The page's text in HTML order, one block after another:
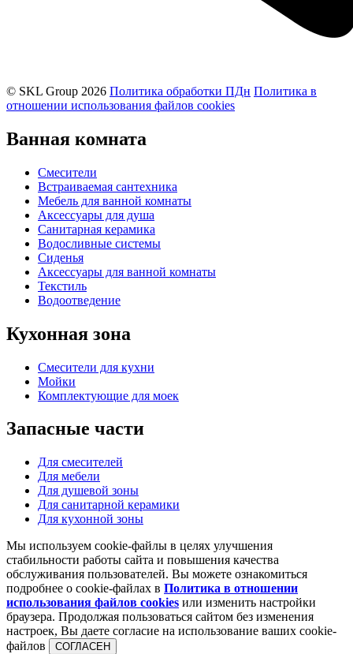
© SKL Group 2026 Политика обработки ПДн Политика в
отношении использования файлов cookies
Ванная комната
Смесители
Встраиваемая сантехника
Мебель для ванной комнаты
Аксессуары для душа
Санитарная керамика
Водосливные системы
Сиденья
Аксессуары для ванной комнаты
Текстиль
Водоотведение
Кухонная зона
Смесители для кухни
Мойки
Комплектующие для моек
Запасные части
Для смесителей
Для мебели
Для душевой зоны
Для санитарной керамики
Для кухонной зоны
Мы используем cookie-файлы в целях улучшения
стабильности работы сайта и повышения качества
обслуживания пользователей. Вы можете ознакомиться
подробнее о cookie-файлах в Политика в отношении
использования файлов cookies или изменить настройки
браузера. Продолжая пользоваться сайтом без изменения
настроек, Вы даете согласие на использование ваших cookie-
файлов
СОГЛАСЕН